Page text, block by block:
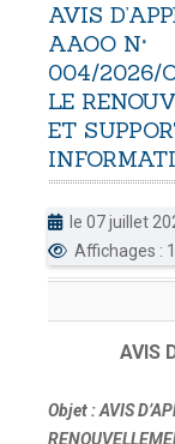
AVIS
AAOO N°
004/2026/
LE
ET
le 07 juillet
Affichages :
AVIS
Objet : AVIS